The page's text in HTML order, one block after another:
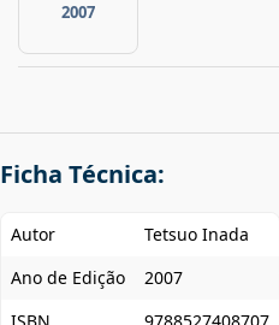
2007
Ficha Técnica:
Autor
Tetsuo Inada
Ano de Edição
2007